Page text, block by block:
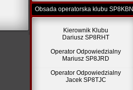
Obsada operatorska klubu SP8KBN
Kierownik Klubu
Dariusz SP8RHT
Operator Odpowiedzialny
Mariusz SP8JRD
Operator Odpowiedzialny
Jacek SP8TJC